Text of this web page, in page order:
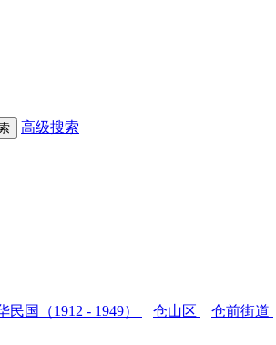
高级搜索
民国（1912 - 1949） 仓山区 仓前街道